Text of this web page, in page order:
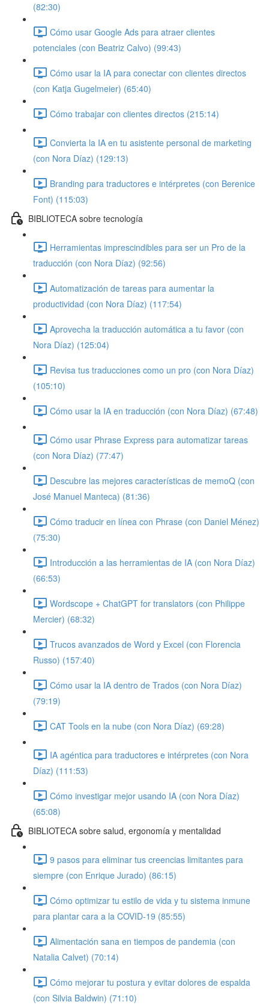
(82:30)
Cómo usar Google Ads para atraer clientes
potenciales (con Beatriz Calvo) (99:43)
Cómo usar la IA para conectar con clientes directos
(con Katja Gugelmeier) (65:40)
Cómo trabajar con clientes directos (215:14)
Convierta la IA en tu asistente personal de marketing
(con Nora Díaz) (129:13)
Branding para traductores e intérpretes (con Berenice
Font) (115:03)
BIBLIOTECA sobre tecnología
Herramientas imprescindibles para ser un Pro de la
traducción (con Nora Díaz) (92:56)
Automatización de tareas para aumentar la
productividad (con Nora Díaz) (117:54)
Aprovecha la traducción automática a tu favor (con
Nora Díaz) (125:04)
Revisa tus traducciones como un pro (con Nora Díaz)
(105:10)
Cómo usar la IA en traducción (con Nora Díaz) (67:48)
Cómo usar Phrase Express para automatizar tareas
(con Nora Díaz) (77:47)
Descubre las mejores características de memoQ (con
José Manuel Manteca) (81:36)
Cómo traducir en línea con Phrase (con Daniel Ménez)
(75:30)
Introducción a las herramientas de IA (con Nora Díaz)
(66:53)
Wordscope + ChatGPT for translators (con Philippe
Mercier) (68:32)
Trucos avanzados de Word y Excel (con Florencia
Russo) (157:40)
Cómo usar la IA dentro de Trados (con Nora Díaz)
(79:19)
CAT Tools en la nube (con Nora Díaz) (69:28)
IA agéntica para traductores e intérpretes (con Nora
Díaz) (111:53)
Cómo investigar mejor usando IA (con Nora Díaz)
(65:08)
BIBLIOTECA sobre salud, ergonomía y mentalidad
9 pasos para eliminar tus creencias limitantes para
siempre (con Enrique Jurado) (86:15)
Cómo optimizar tu estilo de vida y tu sistema inmune
para plantar cara a la COVID-19 (85:55)
Alimentación sana en tiempos de pandemia (con
Natalia Calvet) (70:14)
Cómo mejorar tu postura y evitar dolores de espalda
(con Silvia Baldwin) (71:10)